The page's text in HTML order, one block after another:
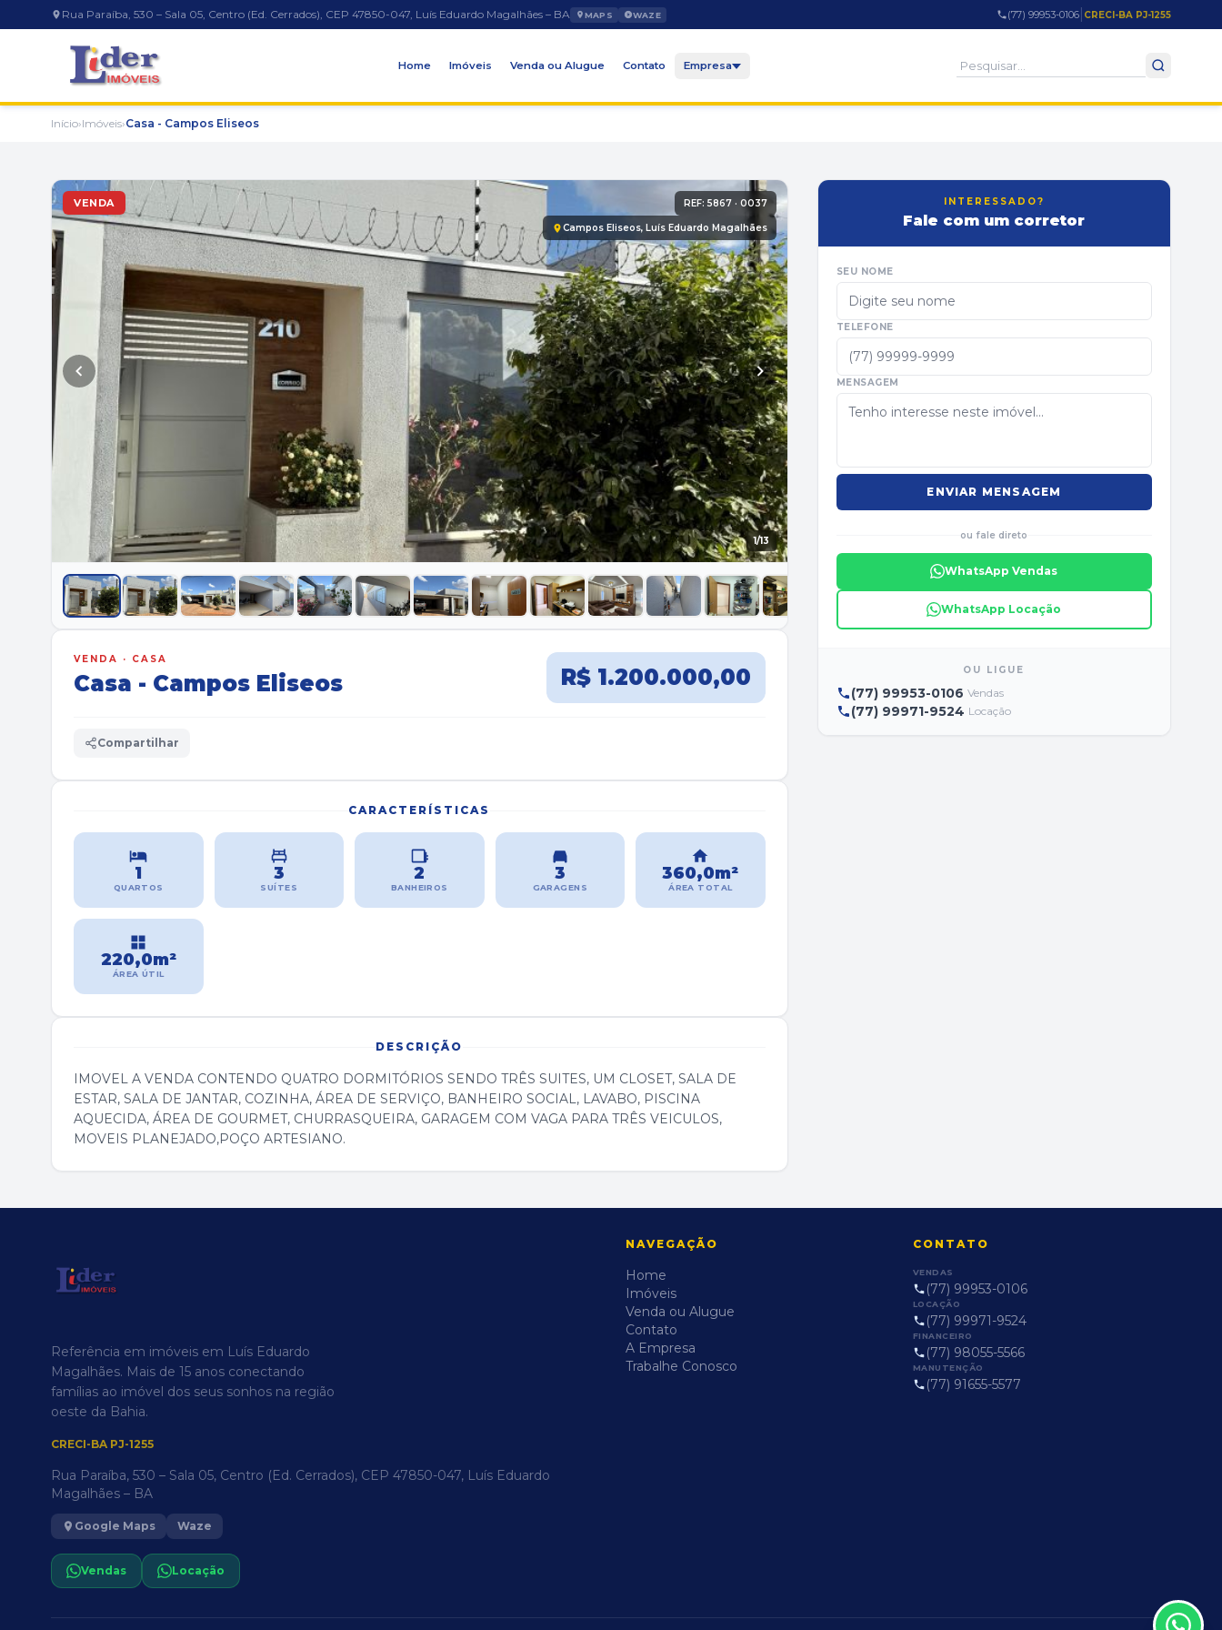
Rua Paraíba, 530 – Sala 05, Centro (Ed. Cerrados), CEP 47850-047, Luís Eduardo Magalhães – BA MAPS WAZE (77) 99953-0106 CRECI-BA PJ-1255
Home Imóveis Venda ou Alugue Contato Empresa
Início›Imóveis›Casa - Campos Eliseos
VENDA REF: 5867 · 0037
Campos Eliseos, Luís Eduardo Magalhães
1/13
VENDA · CASA
Casa - Campos Eliseos R$ 1.200.000,00
Compartilhar
CARACTERÍSTICAS
1
QUARTOS
3
SUÍTES
2
BANHEIROS
3
GARAGENS
360,0m²
ÁREA TOTAL
220,0m²
ÁREA ÚTIL
DESCRIÇÃO
IMOVEL A VENDA CONTENDO QUATRO DORMITÓRIOS SENDO TRÊS SUITES, UM CLOSET, SALA DE
ESTAR, SALA DE JANTAR, COZINHA, ÁREA DE SERVIÇO, BANHEIRO SOCIAL, LAVABO, PISCINA
AQUECIDA, ÁREA DE GOURMET, CHURRASQUEIRA, GARAGEM COM VAGA PARA TRÊS VEICULOS,
MOVEIS PLANEJADO,POÇO ARTESIANO.
INTERESSADO?
Fale com um corretor
SEU NOME
TELEFONE
MENSAGEM
ENVIAR MENSAGEM
ou fale direto
WhatsApp Vendas
WhatsApp Locação
OU LIGUE
(77) 99953-0106 Vendas
(77) 99971-9524 Locação
Referência em imóveis em Luís Eduardo
Magalhães. Mais de 15 anos conectando
famílias ao imóvel dos seus sonhos na região
oeste da Bahia.
CRECI-BA PJ-1255
Rua Paraíba, 530 – Sala 05, Centro (Ed. Cerrados), CEP 47850-047, Luís Eduardo
Magalhães – BA
Google Maps Waze
Vendas Locação
NAVEGAÇÃO
Home
Imóveis
Venda ou Alugue
Contato
A Empresa
Trabalhe Conosco
CONTATO
VENDAS
(77) 99953-0106
LOCAÇÃO
(77) 99971-9524
FINANCEIRO
(77) 98055-5566
MANUTENÇÃO
(77) 91655-5577